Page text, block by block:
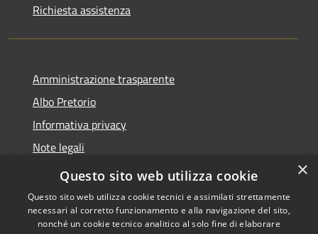
Richiesta assistenza
Amministrazione trasparente
Albo Pretorio
Informativa privacy
Note legali
Dichiarazione di accessibilità
×
Questo sito web utilizza cookie
Questo sito web utilizza cookie tecnici e assimilati strettamente
necessari al corretto funzionamento e alla navigazione del sito,
nonché un cookie tecnico analitico al solo fine di elaborare